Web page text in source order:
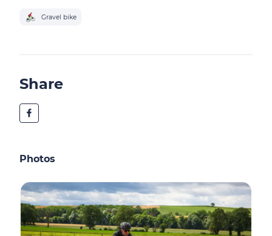
Gravel bike
Share
Photos